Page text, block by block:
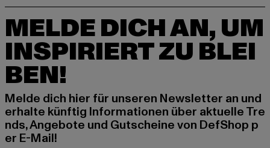
MELDE DICH AN, UM
INSPIRIERT ZU BLEI
BEN!
Melde dich hier für unseren Newsletter an und
erhalte künftig Informationen über aktuelle Tre
nds, Angebote und Gutscheine von DefShop p
er E-Mail!